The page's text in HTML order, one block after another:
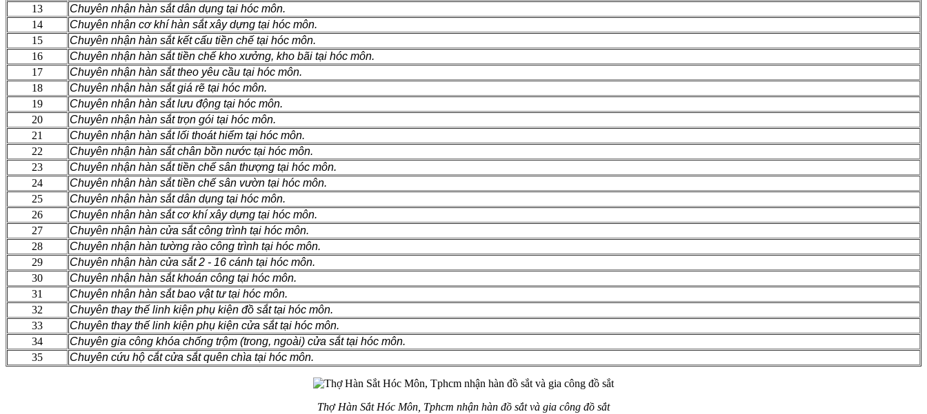
13
Chuyên nhận hàn sắt dân dụng tại hóc môn.
14
Chuyên nhận cơ khí hàn sắt xây dựng tại hóc môn.
15
Chuyên nhận hàn sắt kết cấu tiền chế tại hóc môn.
16
Chuyên nhận hàn sắt tiền chế kho xưởng, kho bãi tại hóc môn.
17
Chuyên nhận hàn sắt theo yêu cầu tại hóc môn.
18
Chuyên nhận hàn sắt giá rẽ tại hóc môn.
19
Chuyên nhận hàn sắt lưu động tại hóc môn.
20
Chuyên nhận hàn sắt trọn gói tại hóc môn.
21
Chuyên nhận hàn sắt lối thoát hiểm tại hóc môn.
22
Chuyên nhận hàn sắt chân bồn nước tại hóc môn.
23
Chuyên nhận hàn sắt tiền chế sân thượng tại hóc môn.
24
Chuyên nhận hàn sắt tiền chế sân vườn tại hóc môn.
25
Chuyên nhận hàn sắt dân dụng tại hóc môn.
26
Chuyên nhận hàn sắt cơ khí xây dựng tại hóc môn.
27
Chuyên nhận hàn cửa sắt công trình tại hóc môn.
28
Chuyên nhận hàn tường rào công trình tại hóc môn.
29
Chuyên nhận hàn cửa sắt 2 - 16 cánh tại hóc môn.
30
Chuyên nhận hàn sắt khoán công tại hóc môn.
31
Chuyên nhận hàn sắt bao vật tư tại hóc môn.
32
Chuyên thay thế linh kiện phụ kiện đồ sắt tại hóc môn.
33
Chuyên thay thế linh kiện phụ kiện cửa sắt tại hóc môn.
34
Chuyên gia công khóa chống trộm (trong, ngoài) cửa sắt tại hóc môn.
35
Chuyên cứu hộ cắt cửa sắt quên chìa tại hóc môn.
Thợ Hàn Sắt Hóc Môn, Tphcm nhận hàn đồ sắt và gia công đồ sắt